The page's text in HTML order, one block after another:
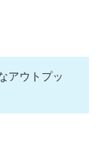
アウトプッ